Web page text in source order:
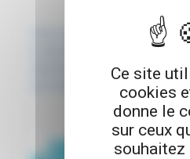
Votre classement et votre
à disposition sur l’application
classement et votre temps
sur notre site internet peu de
Ce site
cookies
donne le
sur ceux
souhaitez